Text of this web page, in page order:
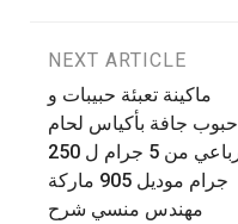
NEXT ARTICLE
ماكينة تعبئة حبيبات و
حبوب جافة بأكياس لحام
رباعي من 5 جرام ل 250
جرام موديل 905 ماركة
مهندس منسي شرح